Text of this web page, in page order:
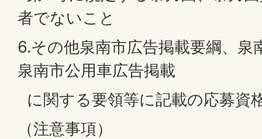
者でないこと
6.その他泉南市広告掲載要綱、泉
泉南市公用車広告掲載
に関する要領等に記載の応募資
（注意事項）